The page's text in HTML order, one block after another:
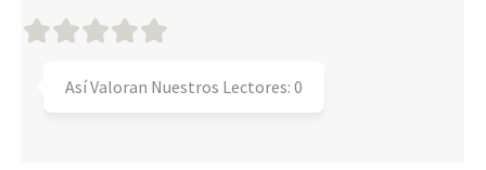
Así Valoran Nuestros Lectores: 0